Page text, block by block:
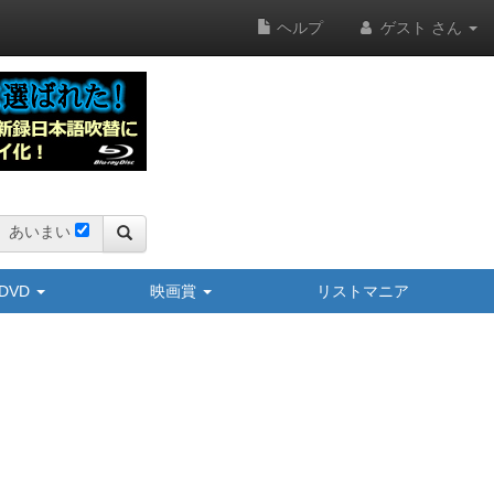
ヘルプ ゲスト さん
あいまい
映画賞 リストマニア